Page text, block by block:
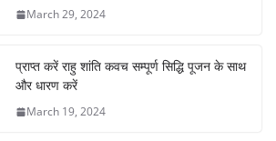
March 29, 2024
प्राप्त करें राहु शांति कवच सम्पूर्ण सिद्धि पूजन के साथ
और धारण करें
March 19, 2024